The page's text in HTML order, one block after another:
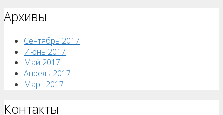
Архивы
Сентябрь 2017
Июнь 2017
Май 2017
Апрель 2017
Март 2017
Контакты